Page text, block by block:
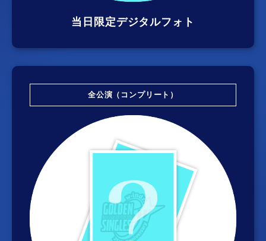
当日限定デジタルフォト
全公演（コンプリート）